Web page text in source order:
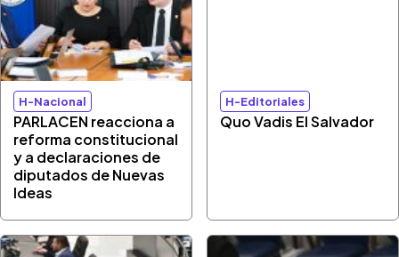
H-Nacional
PARLACEN reacciona a
reforma constitucional
y a declaraciones de
diputados de Nuevas
Ideas
H-Editoriales
Quo Vadis El Salvador